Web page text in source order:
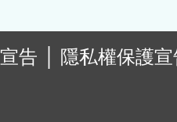
告
隱私權保護